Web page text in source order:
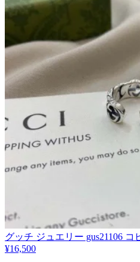
グッチ ジュエリー gus21106 コ
¥16,500